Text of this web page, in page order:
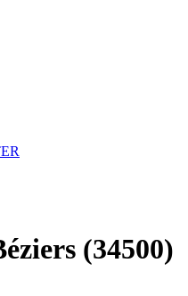
(34500)